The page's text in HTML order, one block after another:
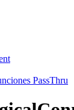
PassThru